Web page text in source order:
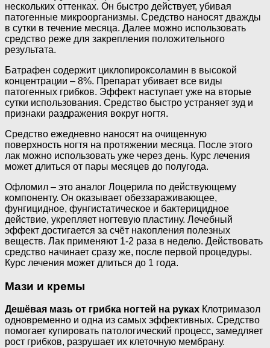
нескольких оттенках. Он быстро действует, убивая
патогенные микроорганизмы. Средство наносят дважды
в сутки в течение месяца. Далее можно использовать
средство реже для закрепления положительного
результата.
Батрафен содержит циклопироксоламин в высокой
концентрации – 8%. Препарат убивает все виды
патогенных грибков. Эффект наступает уже на вторые
сутки использования. Средство быстро устраняет зуд и
признаки раздражения вокруг ногтя.
Средство ежедневно наносят на очищенную
поверхность ногтя на протяжении месяца. После этого
лак можно использовать уже через день. Курс лечения
может длиться от пары месяцев до полугода.
Офломил – это аналог Лоцерила по действующему
компоненту. Он оказывает обеззараживающее,
фунгицидное, фунгистатическое и бактерицидное
действие, укрепляет ногтевую пластину. Лечебный
эффект достигается за счёт накопления полезных
веществ. Лак применяют 1-2 раза в неделю. Действовать
средство начинает сразу же, после первой процедуры.
Курс лечения может длиться до 1 года.
Мази и кремы
Дешёвая мазь от грибка ногтей на руках Клотримазол
одновременно и одна из самых эффективных. Средство
помогает купировать патологический процесс, замедляет
рост грибков, разрушает их клеточную мембрану.